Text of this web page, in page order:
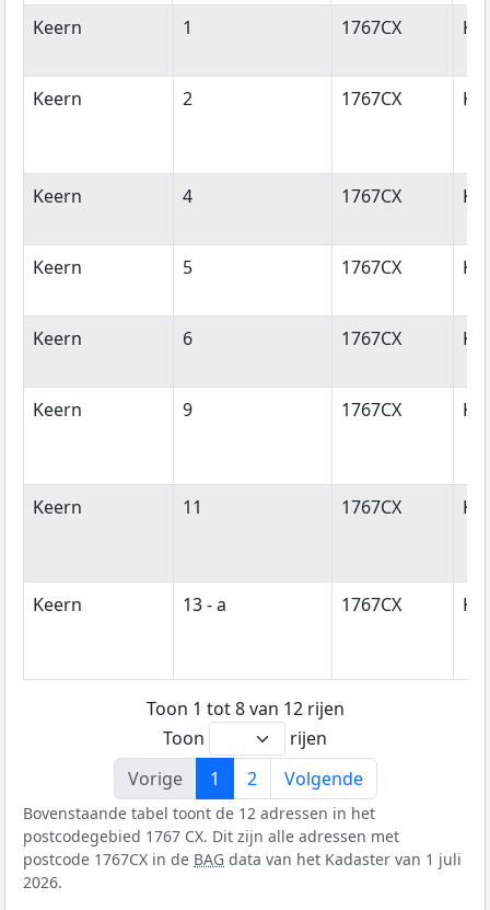
Straatnaam
Huisnummer Postcode
Keern 1 1767CX
Keern 2 1767CX
Keern 4 1767CX
Keern 5 1767CX
Keern 6 1767CX
Keern 9 1767CX
Keern 11 1767CX
Keern 13 - a 1767CX
Toon 1 tot 8 van 12 rijen
Toon
rijen
Vorige
1 2 Volgende
Bovenstaande tabel toont de 12 adressen in het
postcodegebied 1767 CX. Dit zijn alle adressen met
postcode 1767CX in de BAG data van het Kadaster van 1 juli
2026.